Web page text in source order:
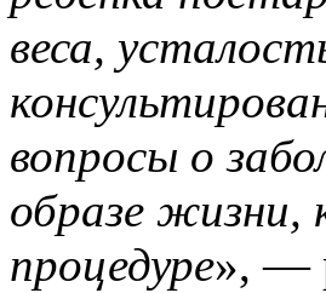
веса,
вопросы о
образе жизни,
процедуре», —